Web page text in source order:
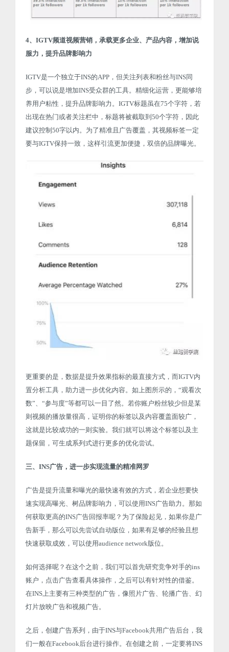
4、IGTV频道视频营销，承载更多企业、产品内容，增加说
服力，提升品牌影响力
IGTV是一个独立于INS的APP，但关注列表和粉丝与INS同
步，可以说是增加INS受众群的工具。精细化运营，更能够培
养用户粘性，提升品牌影响力。IGTV标题虽在75个字符，若
出现在热门或者关注栏中，标题将被截取到50个字符，因此
建议控制50字以内。为了精准且广告覆盖，其视频标签一定
要与IGTV保持一致，这样引流更加便捷，双倍的品牌曝光。
更重要的是，数据是提升效果指标的最直接方式，而IGTV内
置分析工具，助力进一步优化内容。如上图所示的，“观看次
数”、“参与度”等都可以一目了然。若你账户粉丝较少但是某
则视频的播放量很高，证明你的标签以及内容覆盖面较广，
这就是比较成功的一则实验。我们就可以将这个标签以及主
题保留，可生成系列式进行更多的优化尝试。
三、INS广告，进一步实现流量的精准网罗
广告是提升流量和曝光的最快速有效的方式，若企业想要快
速实现高曝光、树品牌影响力，可以使用INS广告助力。那如
何获取更高的INS广告回报率呢？为了保险起见，如果你是广
告新手，那么可以先尝试自动版位，如果有足够的经验且想
快速获取成效，可以使用audience network版位。
如何选择呢？在这个之前，我们可以首先研究竞争对手的ins
账户，点击广告查看具体操作，之后可以有针对性的借鉴。
在INS上主要有三种类型的广告，像照片广告、轮播广告、幻
灯片放映广告和视频广告。
之后，创建广告系列，由于INS与Facebook共用广告后台，我
们一般在Facebook后台进行操作。在创建之前，一定要将INS